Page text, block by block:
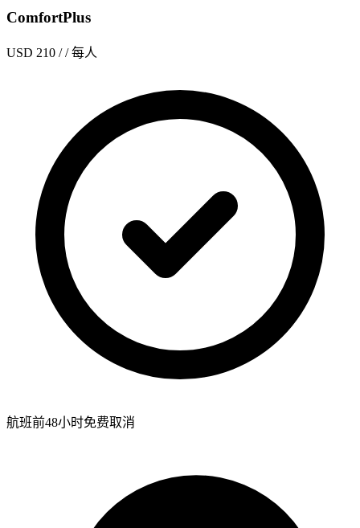
ComfortPlus
USD 210 / / 每人
航班前48小时免费取消